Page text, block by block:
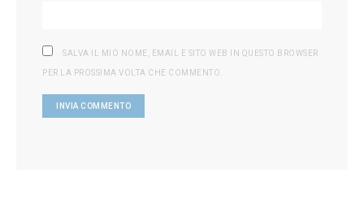
SALVA IL MIO NOME, EMAIL E SITO WEB IN QUESTO BROWSER
PER LA PROSSIMA VOLTA CHE COMMENTO.